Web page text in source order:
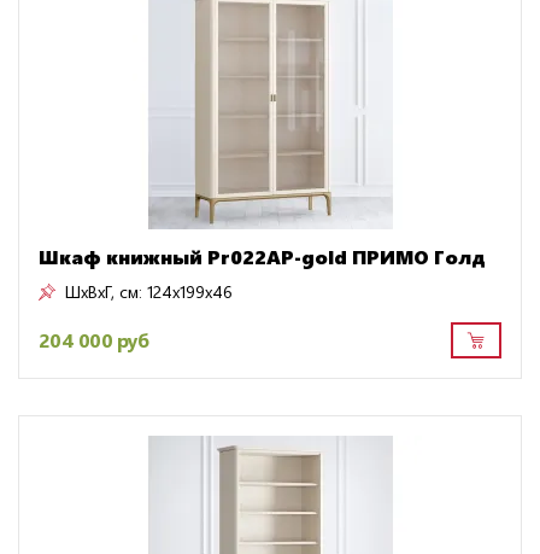
Шкаф книжный Pr022AP-gold ПРИМО Голд
ШxВxГ, см: 124x199x46
204 000 руб